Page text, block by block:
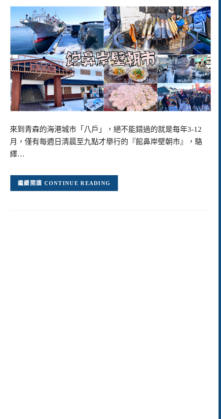
來到青森的海港城市「八戶」，絕不能錯過的就是每年3-12
月，僅有每週日清晨至九點才舉行的『館鼻岸壁朝市』，駱
繹…
CONTINUE READING